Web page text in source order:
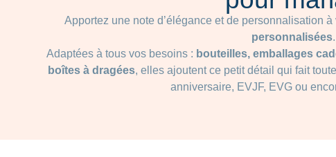
Apportez une note d’élégance et de personnalisation
personnalisées.
Adaptées à tous vos besoins : bouteilles, emballages
boîtes à dragées, elles ajoutent ce petit détail qui fait
anniversaire, EVJF, EVG ou